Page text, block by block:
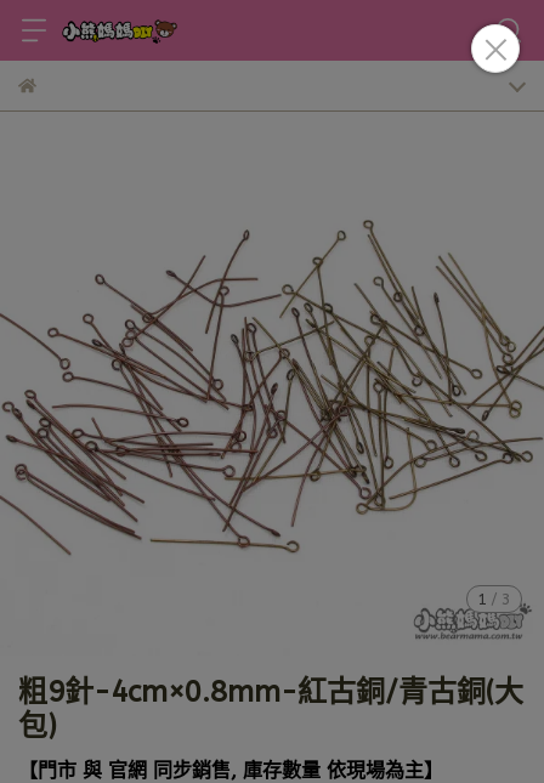
1 / 3
粗9針-4cm×0.8mm-紅古銅/青古銅(大
包)
【門市 與 官網 同步銷售, 庫存數量 依現場為主】